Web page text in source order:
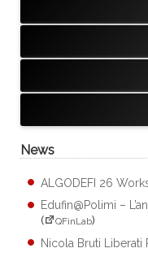
News
ALGODEFI 26
Edufin@Polimi –
(
QFinLab)
Nicola Bruti Liberati